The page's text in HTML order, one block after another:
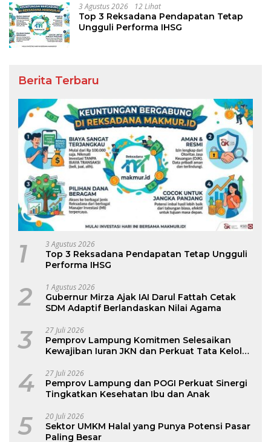
3 Agustus 2026 12 Lihat
Top 3 Reksadana Pendapatan Tetap
Ungguli Performa IHSG
Berita Terbaru
1 3 Agustus 2026
Top 3 Reksadana Pendapatan Tetap Ungguli
Performa IHSG
2 1 Agustus 2026
Gubernur Mirza Ajak IAI Darul Fattah Cetak
SDM Adaptif Berlandaskan Nilai Agama
3 27 Juli 2026
Pemprov Lampung Komitmen Selesaikan
Kewajiban Iuran JKN dan Perkuat Tata Kelola
4 27 Juli 2026
Pemprov Lampung dan POGI Perkuat Sinergi
Tingkatkan Kesehatan Ibu dan Anak
5 20 Juli 2026
Sektor UMKM Halal yang Punya Potensi Pasar
Paling Besar